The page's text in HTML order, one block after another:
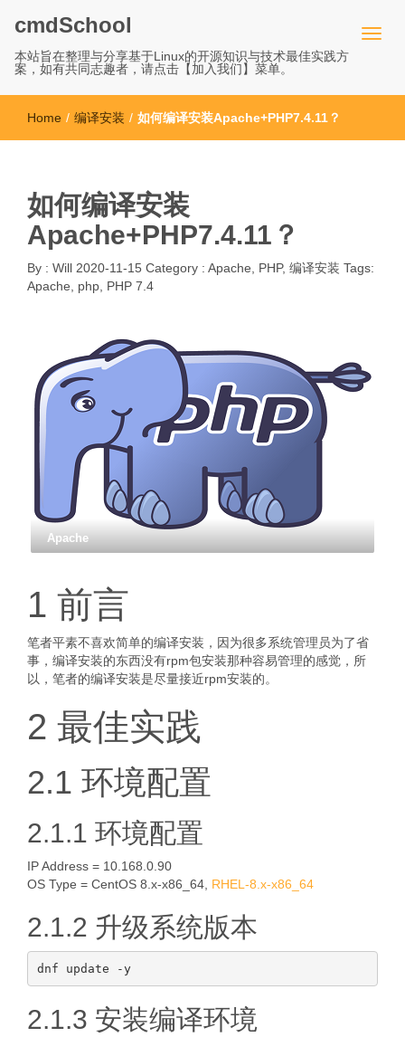
cmdSchool
本站旨在整理与分享基于Linux的开源知识与技术最佳实践方
案，如有共同志趣者，请点击【加入我们】菜单。
Home / 编译安装 / 如何编译安装Apache+PHP7.4.11？
如何编译安装
Apache+PHP7.4.11？
By : Will 2020-11-15 Category : Apache PHP, 编译安装 Tags:
Apache
php PHP 7.4
Apache
1 前言
笔者平素不喜欢简单的编译安装，因为很多系统管理员为了省
事，编译安装的东西没有rpm包安装那种容易管理的感觉，所
以，笔者的编译安装是尽量接近rpm安装的。
2 最佳实践
2.1 环境配置
2.1.1 环境配置
IP Address = 10.168.0.90
OS Type = CentOS 8.x-x86_64, RHEL-8.x-x86_64
2.1.2 升级系统版本
dnf update -y
2.1.3 安装编译环境